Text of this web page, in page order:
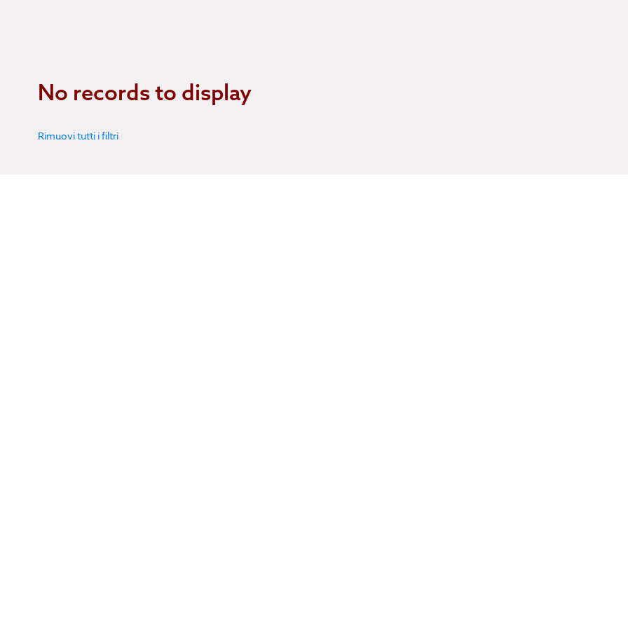
No records to display
Rimuovi tutti i filtri